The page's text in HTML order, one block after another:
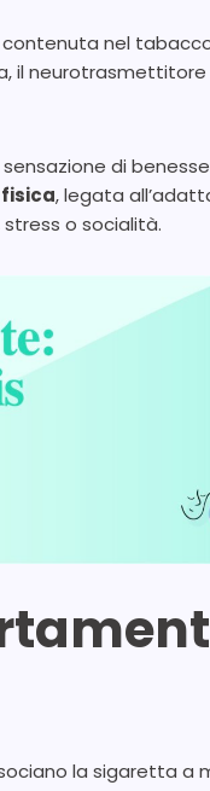
nel
il
di
fisica, legata
o socialità.
la sigaretta a